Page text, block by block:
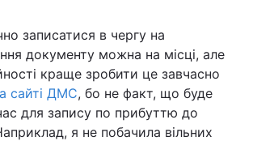
записатися в чергу на
документу можна на місці, але
краще зробити це завчасно
сайті ДМС, бо не факт, що буде
для запису по прибуттю до
я не побачила вільних